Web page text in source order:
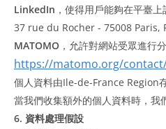
LinkedIn ，使得用戶能夠在平臺上
37 rue du Rocher - 75008 Paris,
MATOMO ，允許對網站受眾進行分
https://matomo.org/
個人資料由Ile-de-France Region
當我們收集額外的個人資料時，
6. 資料處理假設